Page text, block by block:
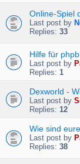
Online-Spiel
Last post by
Replies: 33
Hilfe für
Last post by
Replies: 1
Dexworld -
Last post by
Replies: 12
Wie sind
Last post by
Replies: 38